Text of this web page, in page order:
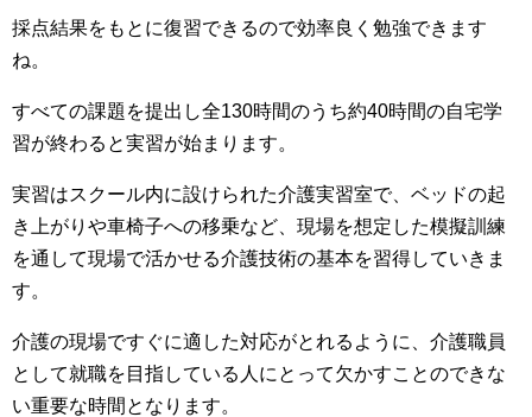
採点結果をもとに復習できるので効率良く勉強できます
ね。
すべての課題を提出し全130時間のうち約40時間の自宅学
習が終わると実習が始まります。
実習はスクール内に設けられた介護実習室で、ベッドの起
き上がりや車椅子への移乗など、現場を想定した模擬訓練
を通して現場で活かせる介護技術の基本を習得していきま
す。
介護の現場ですぐに適した対応がとれるように、介護職員
として就職を目指している人にとって欠かすことのできな
い重要な時間となります。